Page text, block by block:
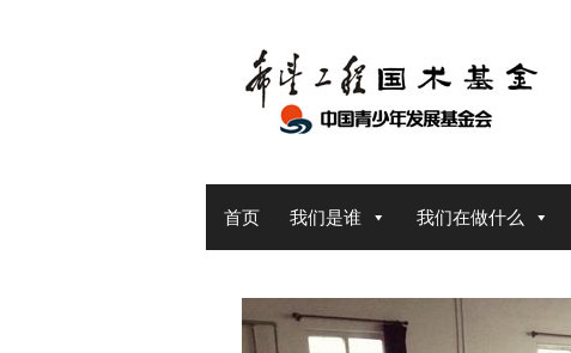
首页 我们是谁 我们在做什么